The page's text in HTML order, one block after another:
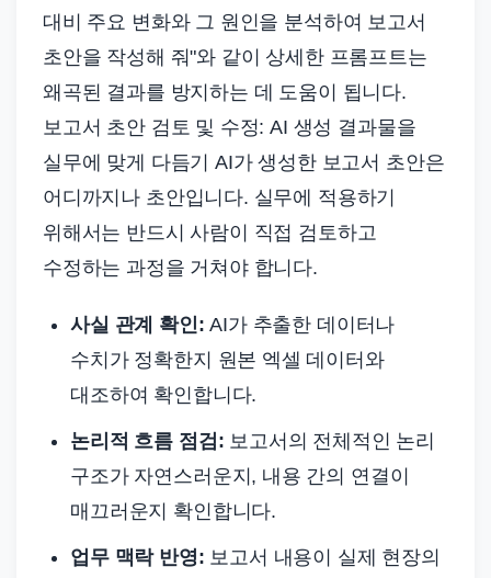
대비 주요 변화와 그 원인을 분석하여 보고서
초안을 작성해 줘"와 같이 상세한 프롬프트는
왜곡된 결과를 방지하는 데 도움이 됩니다.
보고서 초안 검토 및 수정: AI 생성 결과물을
실무에 맞게 다듬기 AI가 생성한 보고서 초안은
어디까지나 초안입니다. 실무에 적용하기
위해서는 반드시 사람이 직접 검토하고
수정하는 과정을 거쳐야 합니다.
사실 관계 확인: AI가 추출한 데이터나
수치가 정확한지 원본 엑셀 데이터와
대조하여 확인합니다.
논리적 흐름 점검: 보고서의 전체적인 논리
구조가 자연스러운지, 내용 간의 연결이
매끄러운지 확인합니다.
업무 맥락 반영: 보고서 내용이 실제 현장의